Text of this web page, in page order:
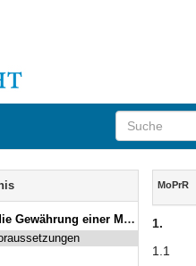
einer Mobilitätsprämie
Inhalt
MoPrR
1.
1.1